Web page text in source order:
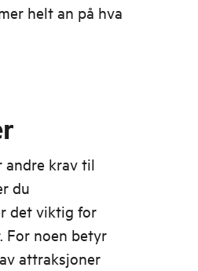
helt an på hva
andre krav til
du
det viktig for
For noen betyr
attraksjoner